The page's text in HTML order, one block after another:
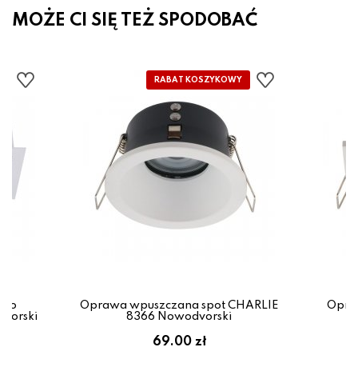
MOŻE CI SIĘ TEŻ SPODOBAĆ
Oprawa wpuszczana spot CHARLIE
8366 Nowodvorski
69.00 zł